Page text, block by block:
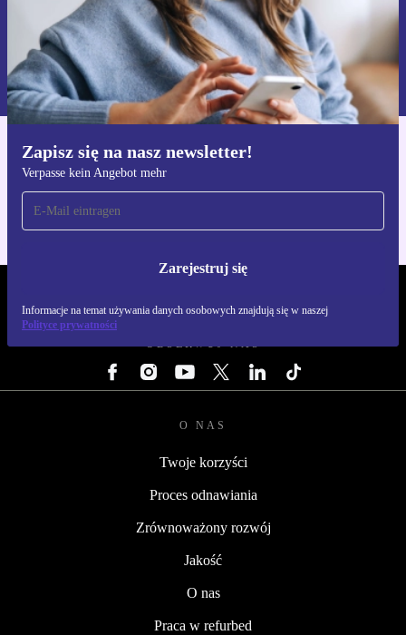
Zapisz się na nasz newsletter!
Verpasse kein Angebot mehr
Zarejestruj się
Informacje na temat używania danych osobowych znajdują się w naszej
Polityce prywatności
Zarejestruj się
Informacje na temat używania danych osobowych znajdują się w
naszej
Polityce prywatności
Pobierz aplikację refurbed
Dla iOS i Android
OBSERWUJ NAS
O NAS
Twoje korzyści
Proces odnawiania
Zrównoważony rozwój
Jakość
O nas
Praca w refurbed